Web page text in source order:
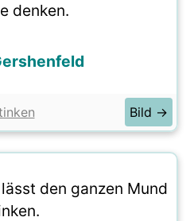
denken.
Bild →
den ganzen Mund